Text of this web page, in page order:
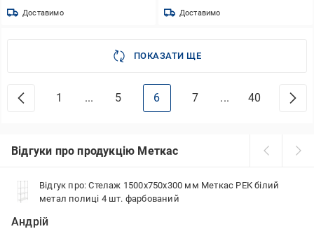
Доставимо Доставимо
ПОКАЗАТИ ЩЕ
1 ... 5 6 7 ... 40
Відгуки про продукцію Меткас
Відгук про: Стелаж 1500x750x300 мм Меткас РЕК білий
метал полиці 4 шт. фарбований
Андрій